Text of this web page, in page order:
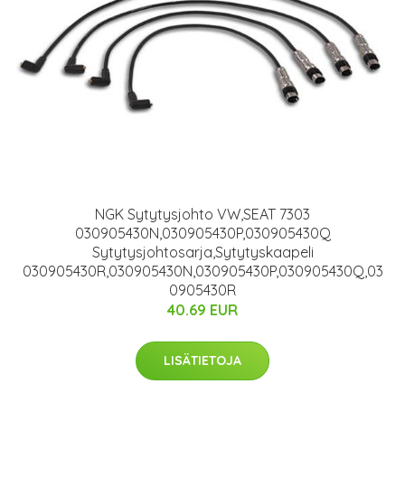
NGK Sytytysjohto VW,SEAT 7303
030905430N,030905430P,030905430Q
Sytytysjohtosarja,Sytytyskaapeli
030905430R,030905430N,030905430P,030905430Q,03
0905430R
40.69 EUR
LISÄTIETOJA